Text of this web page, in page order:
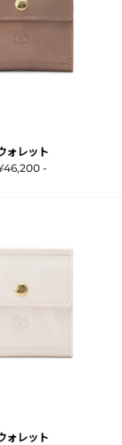
ォレット
-
ォレット